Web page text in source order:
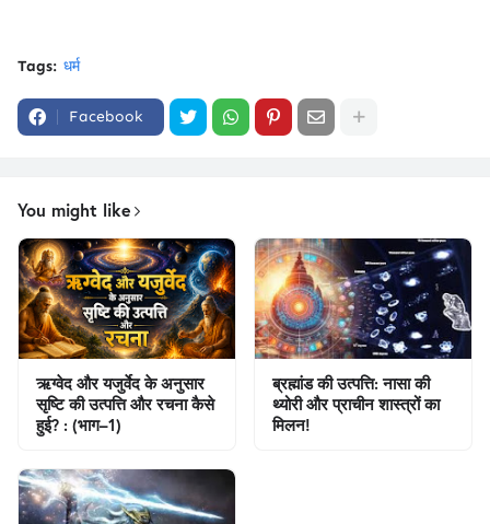
Tags: धर्म
Facebook
You might like
ऋग्वेद और यजुर्वेद के अनुसार
सृष्टि की उत्पत्ति और रचना कैसे
हुई? : (भाग–1)
ब्रह्मांड की उत्पत्ति: नासा की
थ्योरी और प्राचीन शास्त्रों का
मिलन!